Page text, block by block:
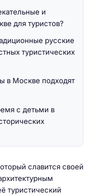
славится своей
туристический
и
для туристов?
русские
туристических
в Москве подходят
с детьми в